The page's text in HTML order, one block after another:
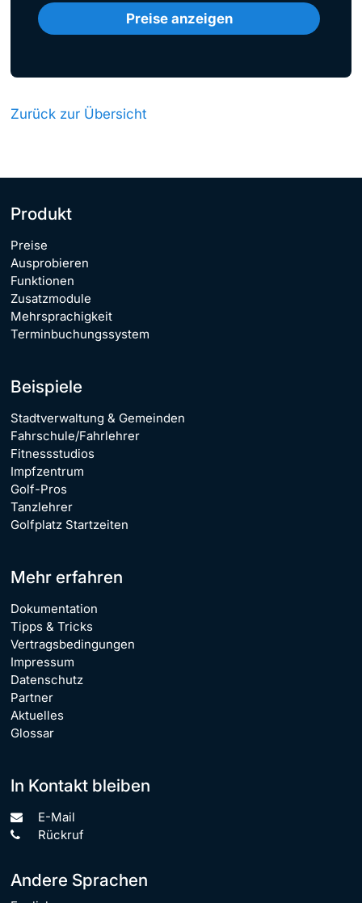
Preise anzeigen
Zurück zur Übersicht
Produkt
Preise
Ausprobieren
Funktionen
Zusatzmodule
Mehrsprachigkeit
Terminbuchungssystem
Beispiele
Stadtverwaltung & Gemeinden
Fahrschule/Fahrlehrer
Fitnessstudios
Impfzentrum
Golf-Pros
Tanzlehrer
Golfplatz Startzeiten
Mehr erfahren
Dokumentation
Tipps & Tricks
Vertragsbedingungen
Impressum
Datenschutz
Partner
Aktuelles
Glossar
In Kontakt bleiben
E-Mail
Rückruf
Andere Sprachen